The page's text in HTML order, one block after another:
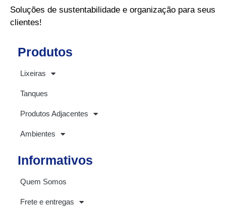
Soluções de sustentabilidade e organização para seus
clientes!
Produtos
Lixeiras
Tanques
Produtos Adjacentes
Ambientes
Informativos
Quem Somos
Frete e entregas